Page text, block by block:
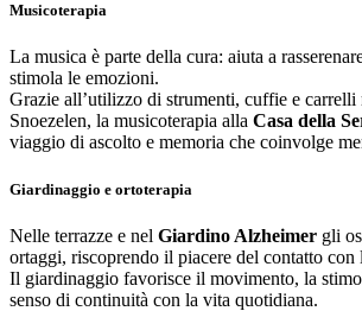
Musicoterapia
La musica è parte della cura: aiuta a
stimola le emozioni.
Grazie all’utilizzo di strumenti, cuffie e carrelli
Snoezelen, la musicoterapia alla Casa della
viaggio di ascolto e memoria che coinvolge
Giardinaggio e ortoterapia
Nelle terrazze e nel Giardino Alzheimer gli
ortaggi, riscoprendo il piacere del contatto con
Il giardinaggio favorisce il movimento, la
senso di continuità con la vita quotidiana.